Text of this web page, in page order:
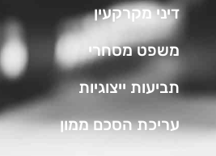
דיני מקרקעין
משפט מסחרי
תביעות ייצוגיות
עריכת הסכם ממון